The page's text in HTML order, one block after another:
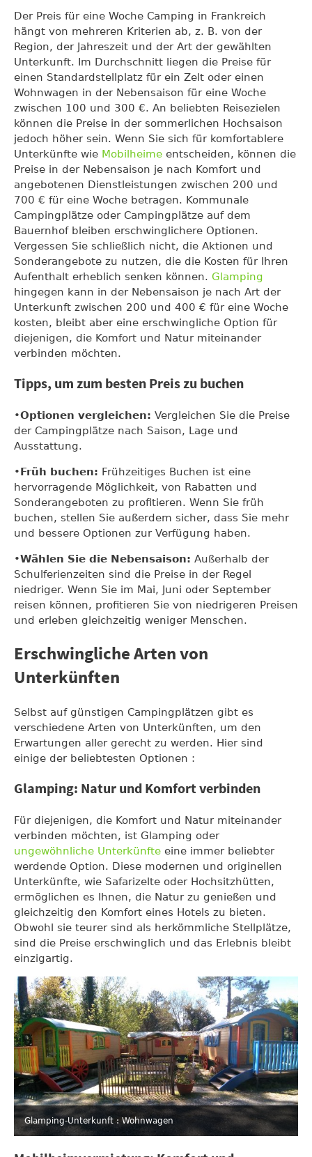
Der Preis für eine Woche Camping in Frankreich
hängt von mehreren Kriterien ab, z. B. von der
Region, der Jahreszeit und der Art der gewählten
Unterkunft. Im Durchschnitt liegen die Preise für
einen Standardstellplatz für ein Zelt oder einen
Wohnwagen in der Nebensaison für eine Woche
zwischen 100 und 300 €. An beliebten Reisezielen
können die Preise in der sommerlichen Hochsaison
jedoch höher sein. Wenn Sie sich für komfortablere
Unterkünfte wie Mobilheime entscheiden, können die
Preise in der Nebensaison je nach Komfort und
angebotenen Dienstleistungen zwischen 200 und
700 € für eine Woche betragen. Kommunale
Campingplätze oder Campingplätze auf dem
Bauernhof bleiben erschwinglichere Optionen.
Vergessen Sie schließlich nicht, die Aktionen und
Sonderangebote zu nutzen, die die Kosten für Ihren
Aufenthalt erheblich senken können. Glamping
hingegen kann in der Nebensaison je nach Art der
Unterkunft zwischen 200 und 400 € für eine Woche
kosten, bleibt aber eine erschwingliche Option für
diejenigen, die Komfort und Natur miteinander
verbinden möchten.
Tipps, um zum besten Preis zu buchen
•Optionen vergleichen: Vergleichen Sie die Preise
der Campingplätze nach Saison, Lage und
Ausstattung.
•Früh buchen: Frühzeitiges Buchen ist eine
hervorragende Möglichkeit, von Rabatten und
Sonderangeboten zu profitieren. Wenn Sie früh
buchen, stellen Sie außerdem sicher, dass Sie mehr
und bessere Optionen zur Verfügung haben.
•Wählen Sie die Nebensaison: Außerhalb der
Schulferienzeiten sind die Preise in der Regel
niedriger. Wenn Sie im Mai, Juni oder September
reisen können, profitieren Sie von niedrigeren Preisen
und erleben gleichzeitig weniger Menschen.
Erschwingliche Arten von
Unterkünften
Selbst auf günstigen Campingplätzen gibt es
verschiedene Arten von Unterkünften, um den
Erwartungen aller gerecht zu werden. Hier sind
einige der beliebtesten Optionen :
Glamping: Natur und Komfort verbinden
Für diejenigen, die Komfort und Natur miteinander
verbinden möchten, ist Glamping oder
ungewöhnliche Unterkünfte eine immer beliebter
werdende Option. Diese modernen und originellen
Unterkünfte, wie Safarizelte oder Hochsitzhütten,
ermöglichen es Ihnen, die Natur zu genießen und
gleichzeitig den Komfort eines Hotels zu bieten.
Obwohl sie teurer sind als herkömmliche Stellplätze,
sind die Preise erschwinglich und das Erlebnis bleibt
einzigartig.
Glamping-Unterkunft : Wohnwagen